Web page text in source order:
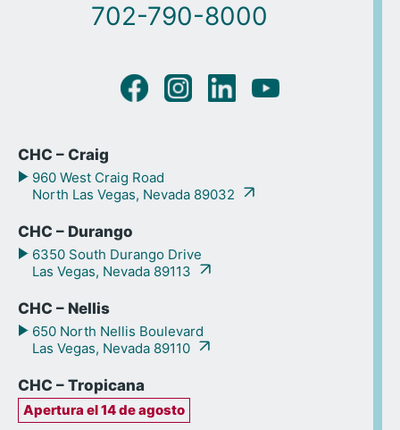
702-790-8000
CHC – Craig
960 West Craig Road
North Las Vegas, Nevada 89032
CHC – Durango
6350 South Durango Drive
Las Vegas, Nevada 89113
CHC – Nellis
650 North Nellis Boulevard
Las Vegas, Nevada 89110
CHC – Tropicana
Apertura el 14 de agosto